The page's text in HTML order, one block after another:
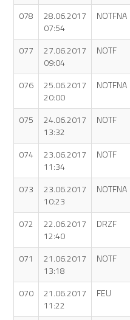
078
28.06.2017
07:54
NOTFNA
077
27.06.2017
09:04
NOTF
076
25.06.2017
20:00
NOTFNA
075
24.06.2017
13:32
NOTF
074
23.06.2017
11:34
NOTF
073
23.06.2017
10:23
NOTFNA
072
22.06.2017
12:40
DRZF
071
21.06.2017
13:18
NOTF
070
21.06.2017
11:22
FEU